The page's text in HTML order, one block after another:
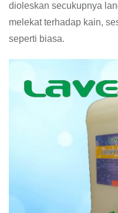
dioleskan secukupnya
melekat terhadap kain,
seperti biasa.